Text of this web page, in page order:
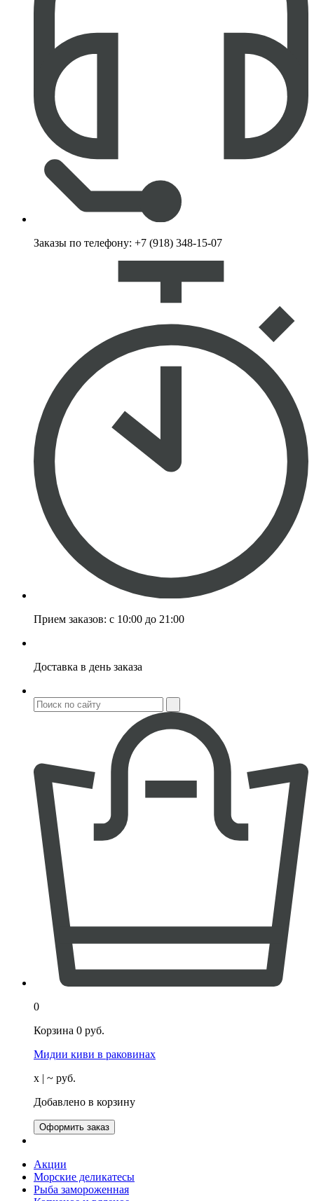
Заказы по телефону: +7 (918) 348-15-07
Прием заказов: с 10:00 до 21:00
Доставка в день заказа
0
Корзина 0 руб.
Мидии киви в раковинах
х | ~ руб.
Добавлено в корзину
Оформить заказ
Акции
Морские деликатесы
Рыба замороженная